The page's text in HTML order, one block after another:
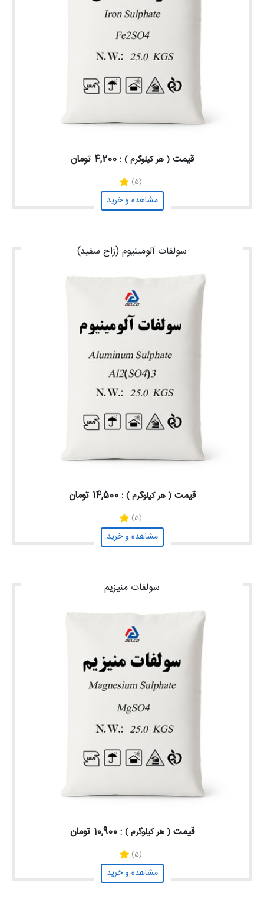
قیمت( هر کیلوگرم ) : 4,200 تومان
(5)
مشاهده و خرید
سولفات آلومینیوم (زاج سفید)
قیمت( هر کیلوگرم ) : 14,500 تومان
(5)
مشاهده و خرید
سولفات منیزیم
قیمت( هر کیلوگرم ) : 10,900 تومان
(5)
مشاهده و خرید